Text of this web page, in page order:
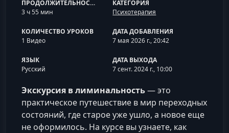
ПРОДОЛЖИТЕЛЬНОСТЬ
3 ч 55 мин
КАТЕГОРИЯ
Психотерапия
КОЛИЧЕСТВО УРОКОВ
1 Видео
ДАТА ДОБАВЛЕНИЯ
7 мая 2026 г., 20:42
ЯЗЫК
Русский
ДАТА ВЫХОДА
7 сент. 2024 г., 10:00
Экскурсия в лиминальность— это
практическое путешествие в мир переходных
состояний, где старое уже ушло, а новое еще
не оформилось. На курсе вы узнаете, как